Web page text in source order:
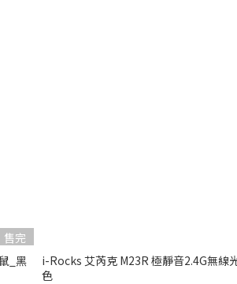
售完
_黑
i-Rocks 艾芮克 M23R 極靜音2.4G無線
色